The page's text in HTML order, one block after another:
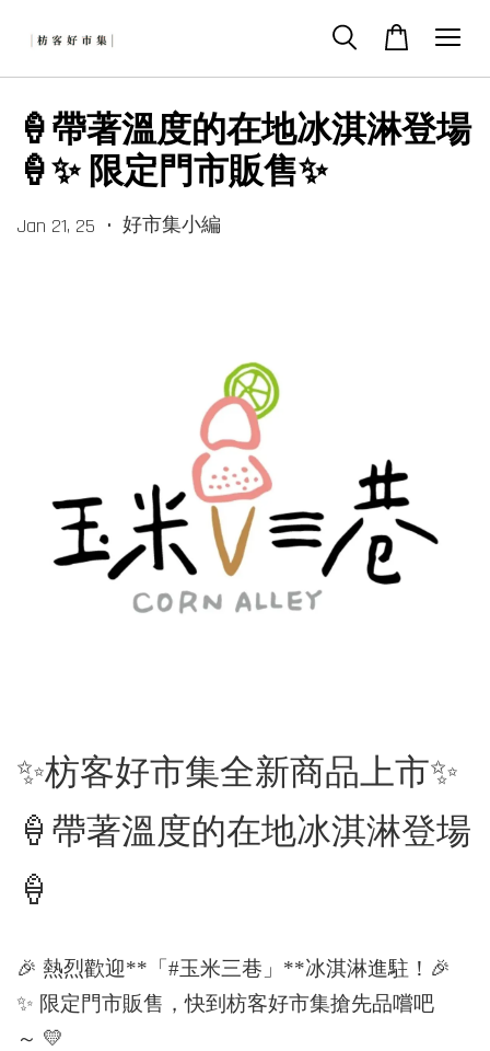
🍦帶著溫度的在地冰淇淋登場
🍦✨ 限定門市販售✨
Jan 21, 25 • 好市集小編
✨枋客好市集全新商品上市✨
🍦 帶著溫度的在地冰淇淋登場
🍦
🎉 熱烈歡迎**「#玉米三巷」**冰淇淋進駐！ 🎉
✨ 限定門市販售 ，快到枋客好市集搶先品嚐吧
～ 💛